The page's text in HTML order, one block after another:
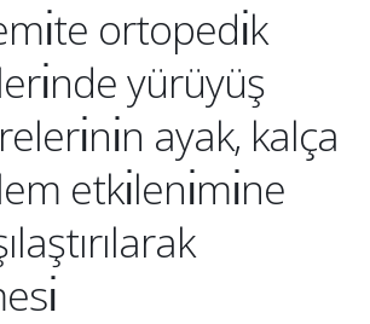
ortopedı̇k
yürüyüş
ayak, kalça
etkı̇lenı̇mı̇ne